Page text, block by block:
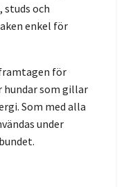
och
enkel för
för
hundar som gillar
Som med alla
under